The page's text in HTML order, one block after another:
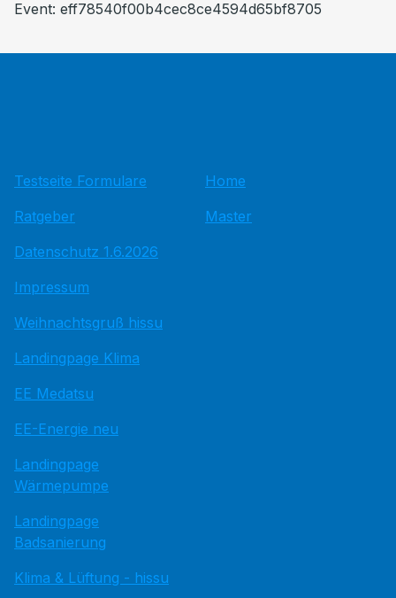
Event: eff78540f00b4cec8ce4594d65bf8705
Testseite Formulare
Ratgeber
Datenschutz 1.6.2026
Impressum
Weihnachtsgruß hissu
Landingpage Klima
EE Medatsu
EE-Energie neu
Landingpage
Wärmepumpe
Landingpage
Badsanierung
Klima & Lüftung - hissu
Home
Master